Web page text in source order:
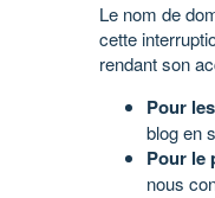
Le nom de
cette
rendant son
Pour
blog en
Pour le
nous